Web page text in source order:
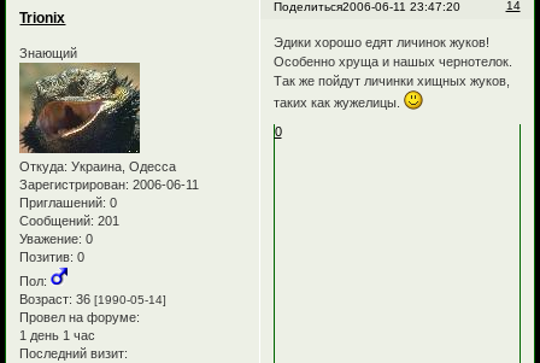
Поделиться 14
2006-06-11 23:47:20
Trionix
Знающий
Откуда: Украина, Одесса
Зарегистрирован: 2006-06-11
Приглашений: 0
Сообщений: 201
Уважение: 0
Позитив: 0
Пол:
Возраст: 36[1990-05-14]
Провел на форуме:
1 день 1 час
Последний визит:
Эдики хорошо едят личинок жуков!
Особенно хруща и нашых чернотелок.
Так же пойдут личинки хищных жуков,
таких как жужелицы.
0